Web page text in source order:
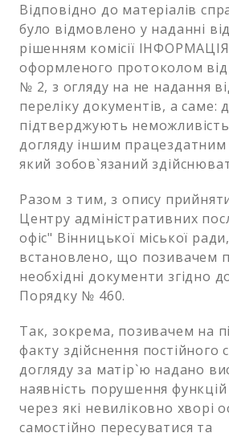
Відповідно до матеріалів
було відмовлено у наданні
рішенням комісії
оформленого протоколом від
№ 2, з огляду на не надання
переліку документів, а саме:
підтверджують неможливість
догляду іншим працездатним
який зобов`язаний
Разом з тим, з опису
Центру адміністративних
офіс" Вінницької міської
встановлено, що позивачем
необхідні документи згідно
Порядку № 460.
Так, зокрема, позивачем на
факту здійснення постійного
догляду за матір`ю надано
наявність порушення функцій
через які невиліковно хворі
самостійно пересуватися та